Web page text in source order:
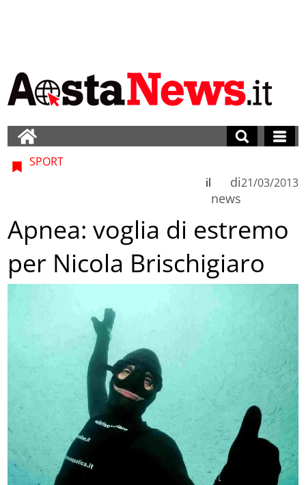
SPORT
di
news
il 21/03/2013
Apnea: voglia di estremo
per Nicola Brischigiaro